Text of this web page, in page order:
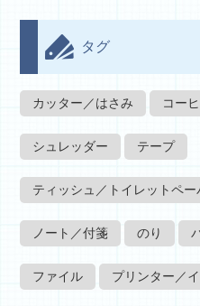
タグ
カッター／はさみ コー
シュレッダー テープ
ティッシュ／トイレットペー
ノート／付箋 のり
ファイル プリンター／